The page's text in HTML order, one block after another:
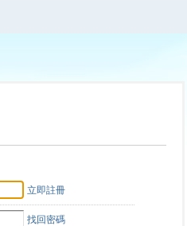
立即註冊
找回密碼